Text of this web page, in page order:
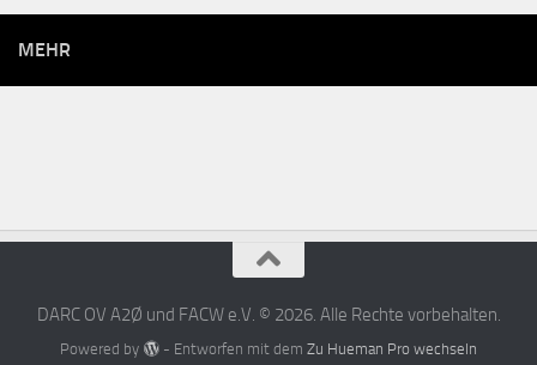
MEHR
DARC OV A2Ø und FACW e.V. © 2026. Alle Rechte vorbehalten.
Powered by - Entworfen mit dem Zu Hueman Pro wechseln